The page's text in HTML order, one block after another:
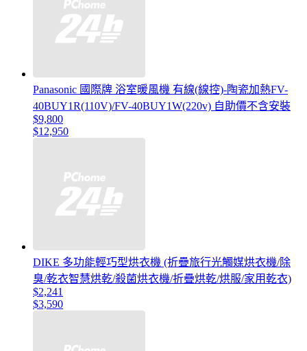
Panasonic 國際牌 浴室暖風機 有線(線控)-陶瓷加熱FV-
40BUY1R(110V)/FV-40BUY1W(220v) 自助價不含安裝
$9,800
$12,950
DIKE 多功能輕巧型烘衣機 (折疊旅行光觸媒烘衣機/除
臭/乾衣智慧烘乾/殺菌烘衣機/折疊烘乾/烘服/家用乾衣)
$2,241
$3,590